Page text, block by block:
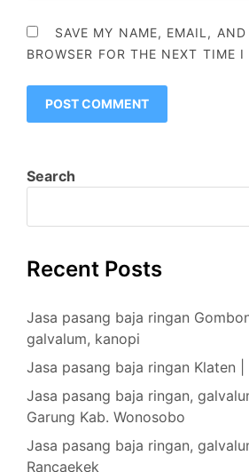
SAVE MY NAME, EMAIL,
BROWSER FOR THE NEXT TIME
Search
Recent Posts
Jasa pasang baja ringan
galvalum, kanopi
Jasa pasang baja ringan Klaten
Jasa pasang baja ringan,
Garung Kab. Wonosobo
Jasa pasang baja ringan,
Rancaekek